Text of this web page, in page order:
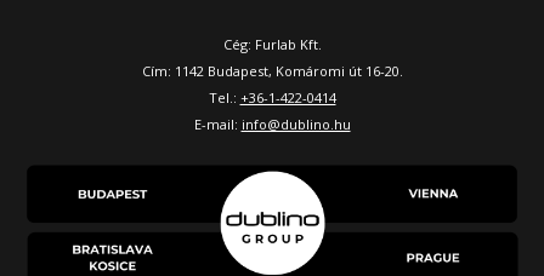
Cég: Furlab Kft.
Cím: 1142 Budapest, Komáromi út 16-20.
Tel.: +36-1-422-0414
E-mail: info@dublino.hu